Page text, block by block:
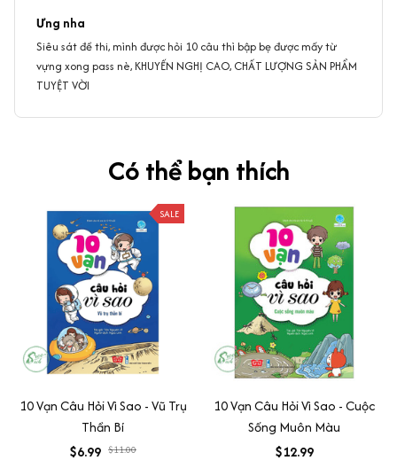
Ưng nha
Siêu sát đề thi, mình được hỏi 10 câu thì bập bẹ được mấy từ
vựng xong pass nè, KHUYẾN NGHỊ CAO, CHẤT LƯỢNG SẢN PHẨM
TUYỆT VỜI
Có thể bạn thích
SALE
10 Vạn Câu Hỏi Vì Sao - Vũ Trụ
Thần Bí
$6.99 $11.00
10 Vạn Câu Hỏi Vì Sao - Cuộc
Sống Muôn Màu
$12.99